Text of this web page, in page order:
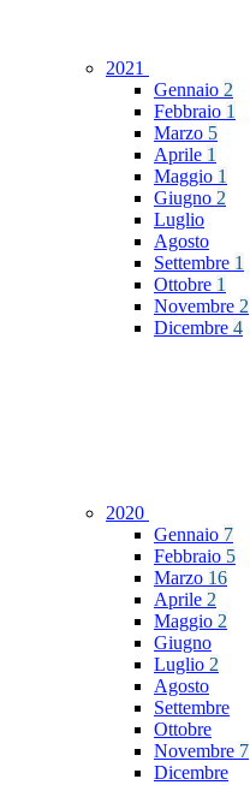
2021
Gennaio 2
Febbraio 1
Marzo 5
Aprile 1
Maggio 1
Giugno 2
Luglio
Agosto
Settembre 1
Ottobre 1
Novembre 2
Dicembre 4
2020
Gennaio 7
Febbraio 5
Marzo 16
Aprile 2
Maggio 2
Giugno
Luglio 2
Agosto
Settembre
Ottobre
Novembre 7
Dicembre